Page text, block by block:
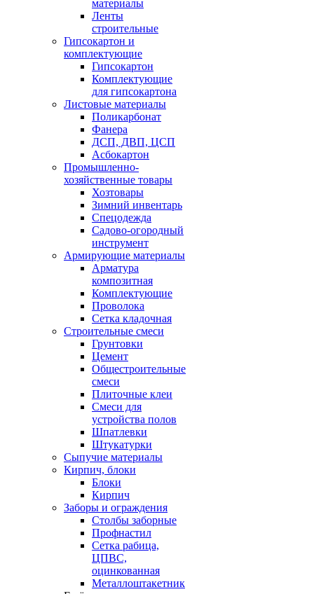
материалы
Ленты
строительные
Гипсокартон и
комплектующие
Гипсокартон
Комплектующие
для гипсокартона
Листовые материалы
Поликарбонат
Фанера
ДСП, ДВП, ЦСП
Асбокартон
Промышленно-
хозяйственные товары
Хозтовары
Зимний инвентарь
Спецодежда
Садово-огородный
инструмент
Армирующие материалы
Арматура
композитная
Комплектующие
Проволока
Сетка кладочная
Строительные смеси
Грунтовки
Цемент
Общестроительные
смеси
Плиточные клеи
Смеси для
устройства полов
Шпатлевки
Штукатурки
Сыпучие материалы
Кирпич, блоки
Блоки
Кирпич
Заборы и ограждения
Столбы заборные
Профнастил
Сетка рабица,
ЦПВС,
оцинкованная
Металлоштакетник